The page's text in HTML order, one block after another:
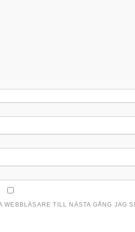
TILL NÄSTA GÅNG JAG